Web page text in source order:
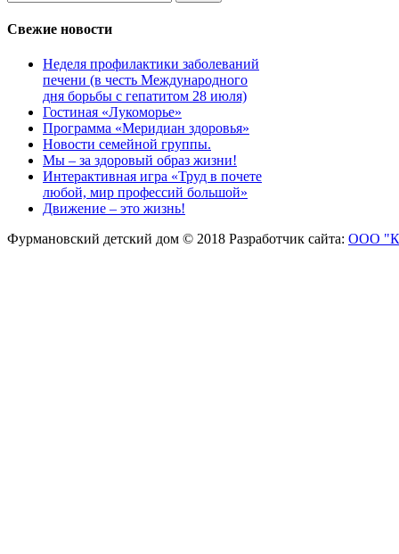
Свежие новости
Неделя профилактики заболеваний
печени (в честь Международного
дня борьбы с гепатитом 28 июля)
Гостиная «Лукоморье»
Программа «Меридиан здоровья»
Новости семейной группы.
Мы – за здоровый образ жизни!
Интерактивная игра «Труд в почете
любой, мир профессий большой»
Движение – это жизнь!
Фурмановский детский дом © 2018 Разработчик сайта: ООО